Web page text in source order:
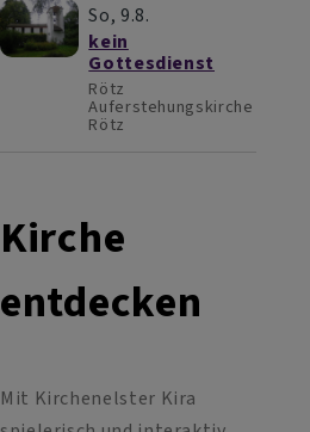
So, 9.8.
kein
Gottesdienst
Rötz
Auferstehungskirche
Rötz
Kirche
entdecken
Mit Kirchenelster Kira